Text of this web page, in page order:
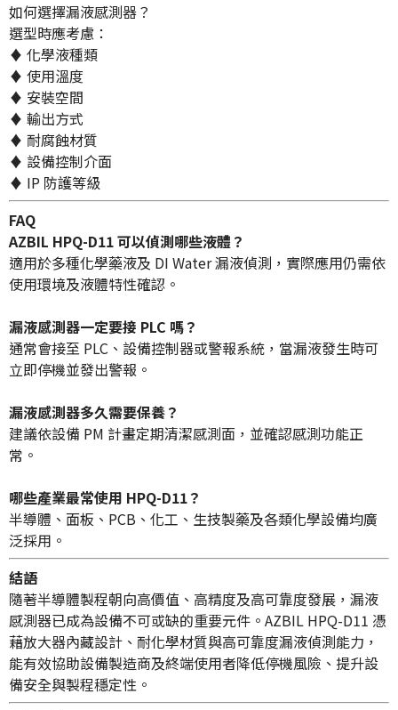
如何選擇漏液感測器？
選型時應考慮：
♦ 化學液種類
♦ 使用溫度
♦ 安裝空間
♦ 輸出方式
♦ 耐腐蝕材質
♦ 設備控制介面
♦ IP 防護等級
FAQ
AZBIL HPQ-D11 可以偵測哪些液體？
適用於多種化學藥液及 DI Water 漏液偵測，實際應用仍需依
使用環境及液體特性確認。
漏液感測器一定要接 PLC 嗎？
通常會接至 PLC、設備控制器或警報系統，當漏液發生時可
立即停機並發出警報。
漏液感測器多久需要保養？
建議依設備 PM 計畫定期清潔感測面，並確認感測功能正
常。
哪些產業最常使用 HPQ-D11？
半導體、面板、PCB、化工、生技製藥及各類化學設備均廣
泛採用。
結語
隨著半導體製程朝向高價值、高精度及高可靠度發展，漏液
感測器已成為設備不可或缺的重要元件。AZBIL HPQ-D11 憑
藉放大器內藏設計、耐化學材質與高可靠度漏液偵測能力，
能有效協助設備製造商及終端使用者降低停機風險、提升設
備安全與製程穩定性。